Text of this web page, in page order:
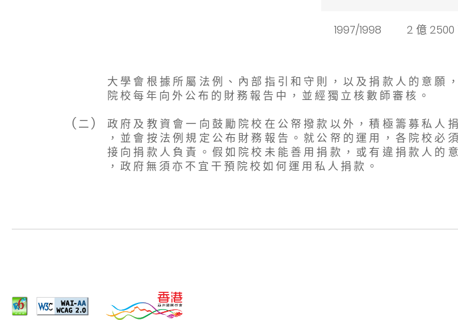
1997/1998 2 億 2500
大 學 會 根 據 所 屬 法 例 、 內 部 指 引 和 守 則 ， 以 及 捐 款 人 的 意 願
院 校 每 年 向 外 公 布 的 財 務 報 告 中 ， 並 經 獨 立 核 數 師 審 核 。
( 二 )
政 府 及 教 資 會 一 向 鼓 勵 院 校 在 公 帑 撥 款 以 外 ， 積 極 籌 募 私 人
， 並 會 按 法 例 規 定 公 布 財 務 報 告 。 就 公 帑 的 運 用 ， 各 院 校 必
接 向 捐 款 人 負 責 。 假 如 院 校 未 能 善 用 捐 款 ， 或 有 違 捐 款 人 的
， 政 府 無 須 亦 不 宜 干 預 院 校 如 何 運 用 私 人 捐 款 。